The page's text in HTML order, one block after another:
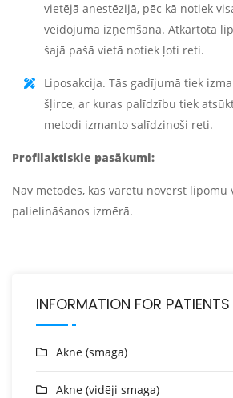
vietējā anestēzijā, pēc kā notiek
veidojuma izņemšana. Atkārtota
šajā pašā vietā notiek ļoti reti.
Liposakcija. Tās gadījumā tiek
šļirce, ar kuras palīdzību tiek
metodi izmanto salīdzinoši reti.
Profilaktiskie pasākumi:
Nav metodes, kas varētu novērst lipomu
palielināšanos izmērā.
INFORMATION FOR PATIENTS
Akne (smaga)
Akne (vidēji smaga)